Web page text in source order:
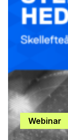
Webinar